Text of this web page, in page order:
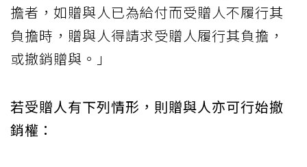
擔者，如贈與人已為給付而受贈人不履行其
負擔時，贈與人得請求受贈人履行其負擔，
或撤銷贈與。」
若受贈人有下列情形，則贈與人亦可行始撤
銷權：